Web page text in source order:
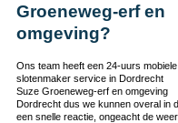
Groeneweg-erf en
omgeving?
Ons team heeft een 24-uurs mobiele
slotenmaker service in Dordrecht
Suze Groeneweg-erf en omgeving
Dordrecht dus we kunnen overal in
een snelle reactie, ongeacht de